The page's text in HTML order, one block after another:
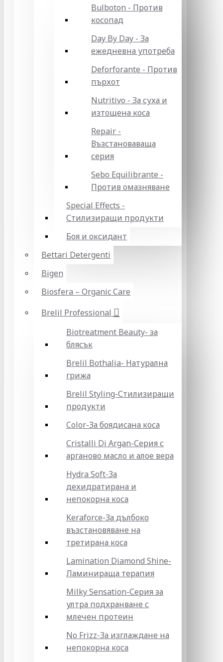
Bulboton - Против
косопад
Day By Day - За
ежедневна употреба
Deforforante - Против
пърхот
Nutritivo - За суха и
изтощена коса
Repair -
Възстановаваща
серия
Sebo Equilibrante -
Против омазняване
Special Effects -
Стилизиращи продукти
Боя и оксидант
Bettari Detergenti
Bigen
Biosfera – Organic Care
Brelil Professional
Biotreatment Beauty- за
блясък
Brelil Bothalia- Натурална
грижа
Brelil Styling-Стилизиращи
продукти
Color-За боядисана коса
Cristalli Di Argan-Серия с
арганово масло и алое вера
Hydra Soft-За
дехидратирана и
непокорна коса
Keraforce-За дълбоко
възстановяване на
третирана коса
Lamination Diamond Shine-
Ламинираща терапия
Milky Sensation-Серия за
ултра подхранване с
млечен протеин
No Frizz-За изглаждане на
непокорна коса